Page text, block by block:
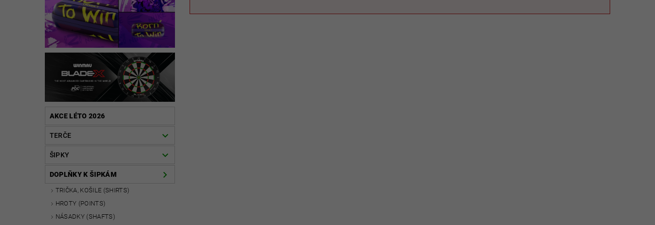
AKCE LÉTO 2026
TERČE
ŠIPKY
DOPLŇKY K ŠIPKÁM
TRIČKA, KOŠILE (SHIRTS)
HROTY (POINTS)
NÁSADKY (SHAFTS)